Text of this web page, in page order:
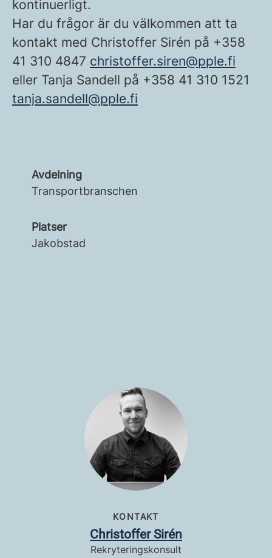
kontinuerligt.
Har du frågor är du välkommen att ta
kontakt med Christoffer Sirén på +358
41 310 4847 christoffer.siren@pple.fi
eller Tanja Sandell på +358 41 310 1521
tanja.sandell@pple.fi
Avdelning
Transportbranschen
Platser
Jakobstad
KONTAKT
Christoffer Sirén
Rekryteringskonsult